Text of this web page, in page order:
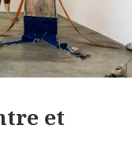
et